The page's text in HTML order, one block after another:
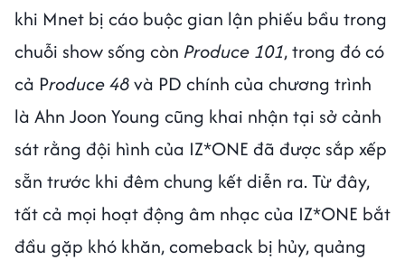
khi Mnet bị cáo buộc gian lận phiếu bầu trong
chuỗi show sống còn Produce 101, trong đó có
cả Produce 48và PD chính của chương trình
là Ahn Joon Young cũng khai nhận tại sở cảnh
sát rằng đội hình của IZ*ONE đã được sắp xếp
sẵn trước khi đêm chung kết diễn ra. Từ đây,
tất cả mọi hoạt động âm nhạc của IZ*ONE bắt
đầu gặp khó khăn, comeback bị hủy, quảng